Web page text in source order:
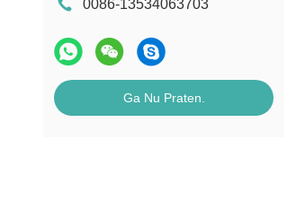
0086-13534063703
Ga Nu Praten.